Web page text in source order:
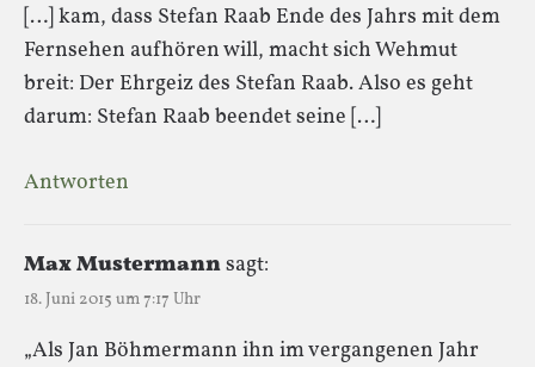
[…] kam, dass Stefan Raab Ende des Jahrs mit dem
Fernsehen aufhören will, macht sich Wehmut
breit: Der Ehrgeiz des Stefan Raab. Also es geht
darum: Stefan Raab beendet seine […]
Antworten
Max Mustermannsagt:
18. Juni 2015 um 7:17 Uhr
„Als Jan Böhmermann ihn im vergangenen Jahr